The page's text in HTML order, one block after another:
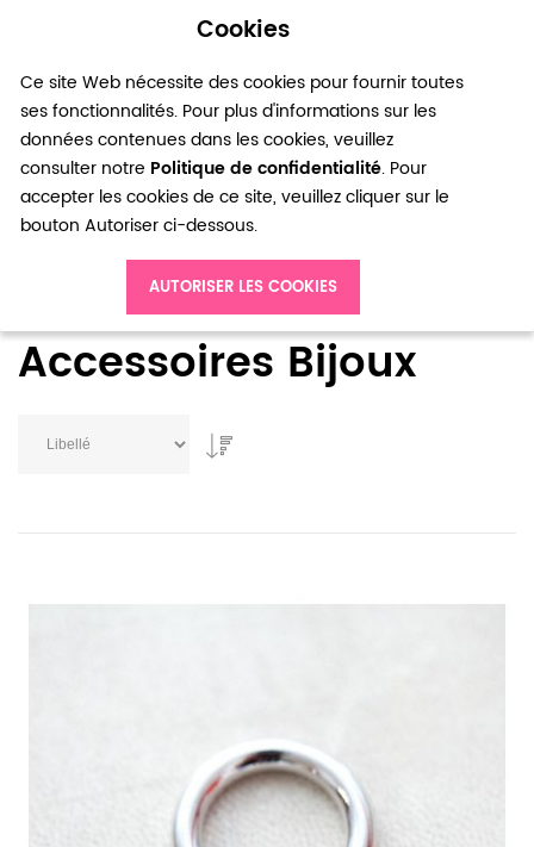
Cookies
Ce site Web nécessite des cookies pour fournir toutes
ses fonctionnalités. Pour plus d'informations sur les
données contenues dans les cookies, veuillez
consulter notre Politique de confidentialité. Pour
accepter les cookies de ce site, veuillez cliquer sur le
bouton Autoriser ci-dessous.
AUTORISER LES COOKIES
0
Accessoires Bijoux
Accessoires Bijoux